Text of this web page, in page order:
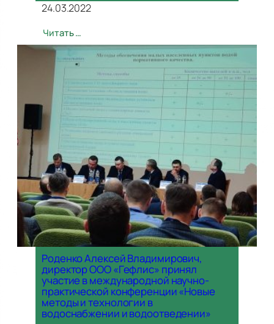
24.03.2022
Читать …
Роденко Алексей Владимирович,
директор ООО «Гефлис» принял
участие в международной научно-
практической конференции «Новые
методы и технологии в
водоснабжении и водоотведении»